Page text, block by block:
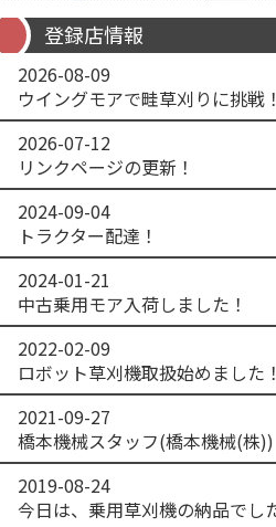
登録店情報
2026-08-09
2026-07-12
リンクページの更新！
2024-09-04
トラクター配達！
2024-01-21
中古乗用モア入荷しました！
2022-02-09
ロボット草刈機取扱始めました！
2021-09-27
橋本機械スタッフ(橋本機械(株))
2019-08-24